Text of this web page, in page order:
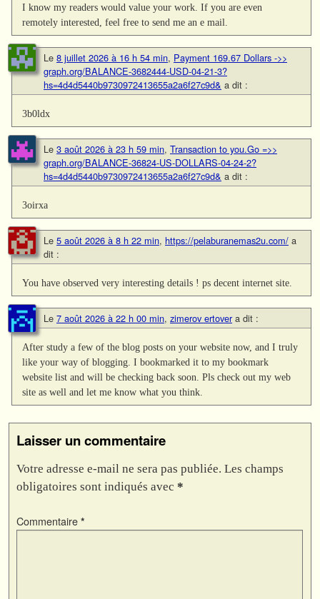
I know my readers would value your work. If you are even
remotely interested, feel free to send me an e mail.
Le 8 juillet 2026 à 16 h 54 min, Payment 169.67 Dollars ->>
graph.org/BALANCE-3682444-USD-04-21-3?
hs=4d4d5440b9730972413655a2a6f27c9d& a dit :
3b0ldx
Le 3 août 2026 à 23 h 59 min, Transaction to you.Go =>>
graph.org/BALANCE-36824-US-DOLLARS-04-24-2?
hs=4d4d5440b9730972413655a2a6f27c9d& a dit :
3oirxa
Le 5 août 2026 à 8 h 22 min, https://pelaburanemas2u.com/ a
dit :
You have observed very interesting details ! ps decent internet site.
Le 7 août 2026 à 22 h 00 min, zimerov ertover a dit :
After study a few of the blog posts on your website now, and I truly
like your way of blogging. I bookmarked it to my bookmark
website list and will be checking back soon. Pls check out my web
site as well and let me know what you think.
Laisser un commentaire
Votre adresse e-mail ne sera pas publiée. Les champs
obligatoires sont indiqués avec *
Commentaire *